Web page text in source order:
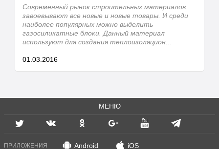
Современный рынок строительных материалов
завоевывают все новые и новые товары. И среди
наиболее популярных можно выделить
газосиликатные блоки. Данный материал
используют для создания теплоизоляцион...
01.03.2016
МЕНЮ
ПРИЛОЖЕНИЯ Android iOS